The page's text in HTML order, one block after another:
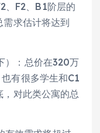
、F2、B1阶层的
求估计将达到
）：总价在320万
有很多学生和C1
对此类公寓的总